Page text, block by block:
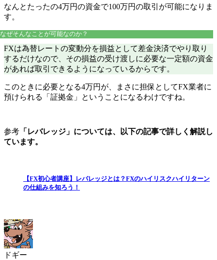
なんと たったの4万円の資金で100万円の取引が可能になりま
す。
なぜそんなことが可能なのか？
FXは為替レートの変動分を損益として差金決済でやり取り
するだけなので、その損益の受け渡しに必要な一定額の資金
があれば取引できるようになっているからです。
このときに必要となる4万円が、まさに担保としてFX業者に
預けられる「証拠金」
ということになるわけですね。
参考 「レバレッジ」については、以下の記事で詳しく解説し
ています。
【FX初心者講座】レバレッジとは？FXのハイリスクハイリターン
の仕組みを知ろう！
ドギー